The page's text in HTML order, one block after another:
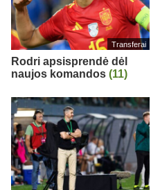
Transferai
Rodri apsisprendė dėl
naujos komandos (11)